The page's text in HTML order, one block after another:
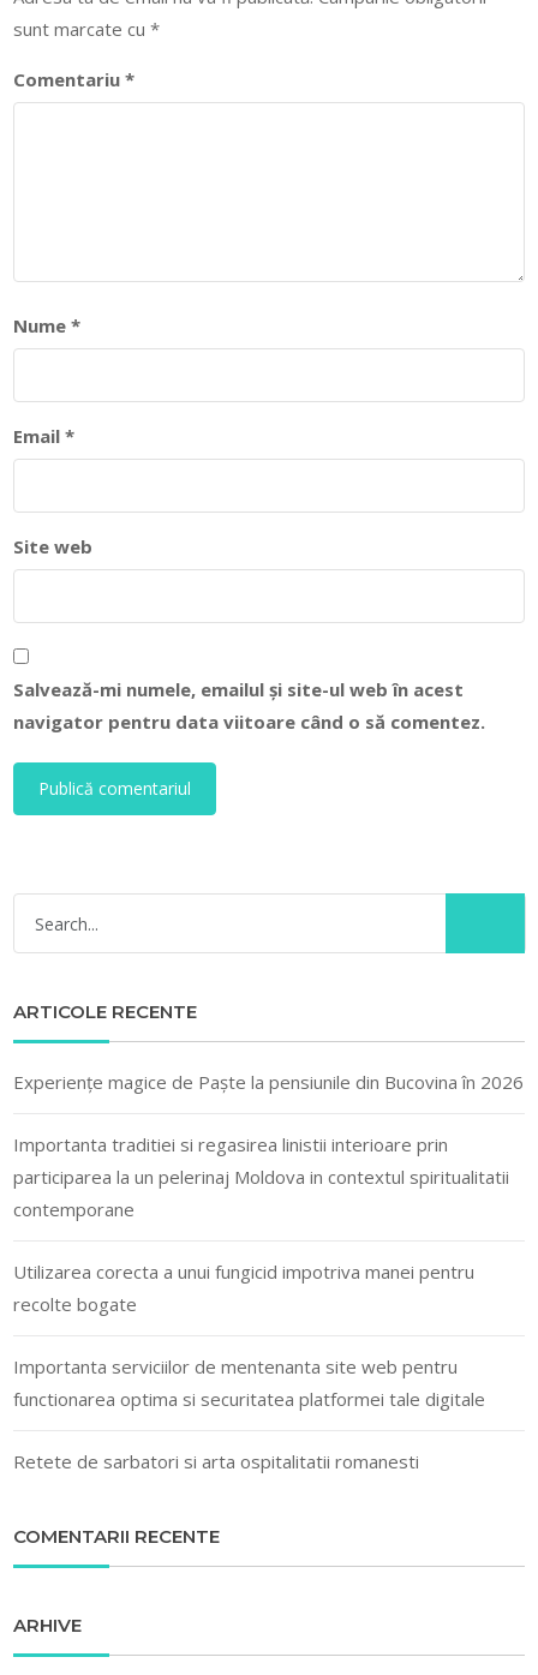
sunt marcate cu*
Comentariu*
Nume*
Email*
Site web
Salvează-mi numele, emailul și site-ul web în acest
navigator pentru data viitoare când o să comentez.
ARTICOLE RECENTE
Experiențe magice de Paște la pensiunile din Bucovina în 2026
Importanta traditiei si regasirea linistii interioare prin
participarea la un pelerinaj Moldova in contextul spiritualitatii
contemporane
Utilizarea corecta a unui fungicid impotriva manei pentru
recolte bogate
Importanta serviciilor de mentenanta site web pentru
functionarea optima si securitatea platformei tale digitale
Retete de sarbatori si arta ospitalitatii romanesti
COMENTARII RECENTE
ARHIVE